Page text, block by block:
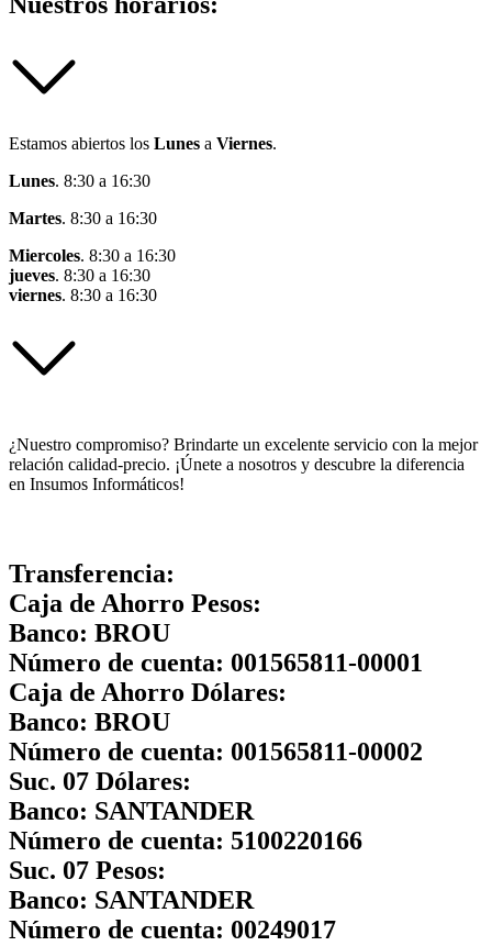
Estamos abiertos los Lunes a Viernes.
Lunes. 8:30 a 16:30
Martes. 8:30 a 16:30
Miercoles. 8:30 a 16:30
jueves. 8:30 a 16:30
viernes. 8:30 a 16:30
¿Nuestro compromiso? Brindarte un excelente servicio con la mejor
relación calidad-precio. ¡Únete a nosotros y descubre la diferencia
en Insumos Informáticos!
Transferencia:
Caja de Ahorro Pesos:
Banco: BROU
Número de cuenta: 001565811-00001
Caja de Ahorro Dólares:
Banco: BROU
Número de cuenta: 001565811-00002
Suc. 07 Dólares:
Banco: SANTANDER
Número de cuenta: 5100220166
Suc. 07 Pesos:
Banco: SANTANDER
Número de cuenta: 00249017